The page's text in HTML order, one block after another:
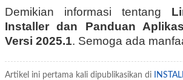
Demikian informasi tentang
Installer dan Panduan
Versi 2025.1. Semoga ada
Artikel ini pertama kali dipublikasikan di